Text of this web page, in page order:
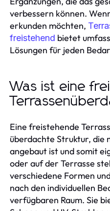
verbessern können.
erkunden möchten,
freistehend bietet
Lösungen für jeden
Was ist eine
Eine freistehende
überdachte Struktur, die
angebaut ist und somit
oder auf der Terrasse
verschiedene Formen
nach den individuellen
verfügbaren Raum. Sie